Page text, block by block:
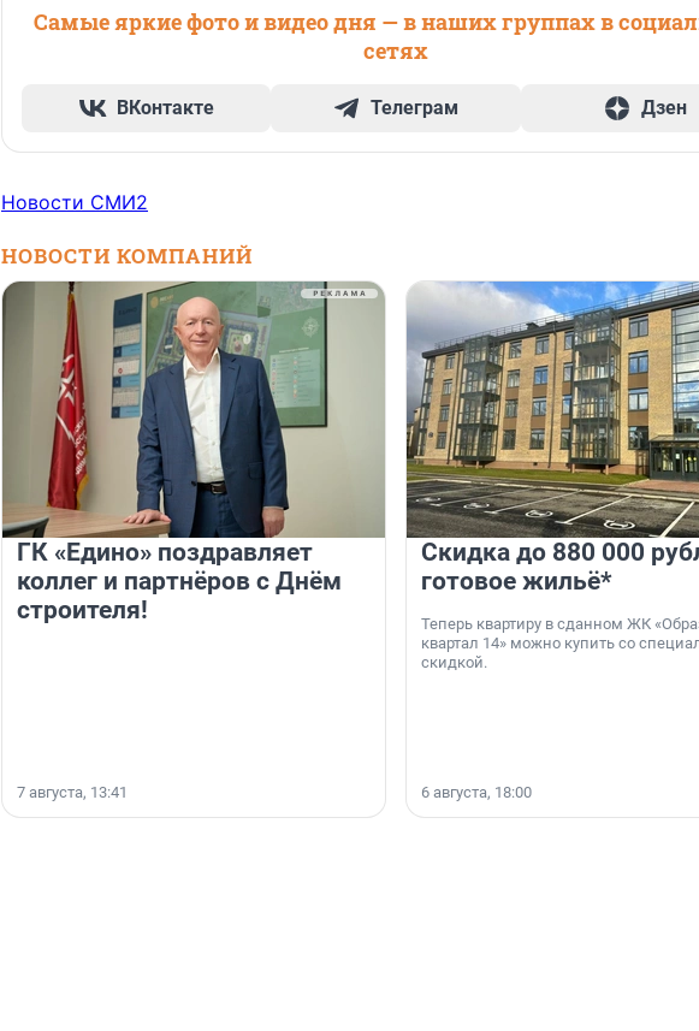
Самые яркие фото и видео дня — в наших группах в
сетях
ВКонтакте Телеграм Дзен
Новости СМИ2
НОВОСТИ КОМПАНИЙ
ГК «Едино» поздравляет
коллег и партнёров с Днём
строителя!
7 августа, 13:41
Скидка до 880 000
готовое жильё*
Теперь квартиру в сданном ЖК
квартал 14» можно купить со
скидкой.
6 августа, 18:00